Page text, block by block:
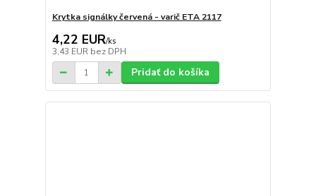
Krytka signálky červená - varič ETA 2117
4,22 EUR/ks
3,43 EUR bez DPH
Pridať do košíka